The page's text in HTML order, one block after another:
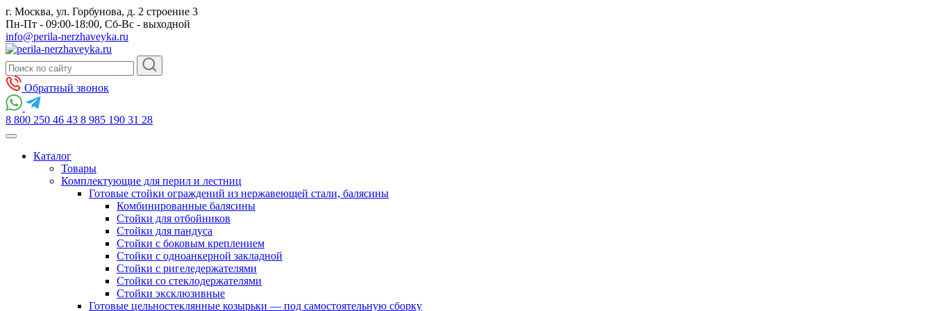
г. Москва, ул. Горбунова, д. 2 строение 3
Пн-Пт - 09:00-18:00, Сб-Вс - выходной
info@perila-nerzhaveyka.ru
Обратный звонок
8 800 250 46 43 8 985 190 31 28
Каталог
Товары
Комплектующие для перил и лестниц
Готовые стойки ограждений из нержавеющей стали, балясины
Комбинированные балясины
Стойки для отбойников
Стойки для пандуса
Стойки с боковым креплением
Стойки с одноанкерной закладной
Стойки с ригеледержателями
Стойки со стеклодержателями
Стойки эксклюзивные
Готовые цельностеклянные козырьки — под самостоятельную сборку